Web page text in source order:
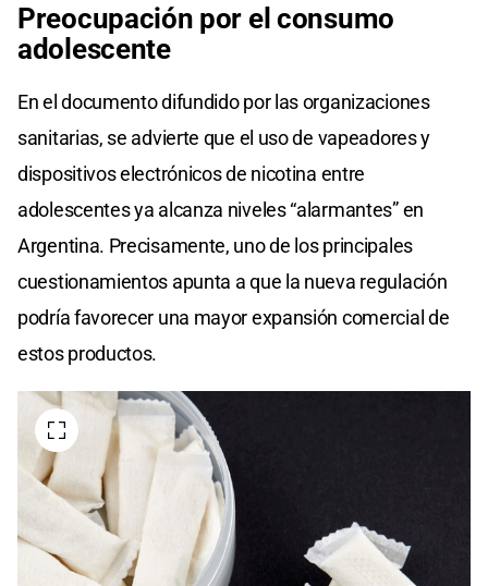
Preocupación por el consumo
adolescente
En el documento difundido por las organizaciones
sanitarias, se advierte que el uso de vapeadores y
dispositivos electrónicos de nicotina entre
adolescentes ya alcanza niveles “alarmantes” en
Argentina. Precisamente, uno de los principales
cuestionamientos apunta a que la nueva regulación
podría favorecer una mayor expansión comercial de
estos productos.